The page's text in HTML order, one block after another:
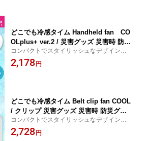
どこでも冷感タイム Handheld fan CO
OLplus+ ver.2 / 災害グッズ 災害時 防災
グッズ 防災用品 災害対策 冷却 ハンデ
ィファン 携帯扇風機 冷却プレート 冷却
コンパクトでスタイリッシュなデザインで
持ち運びに便利！ 冷却プレート付きで、今
年の夏はさらに涼しく快適に。 手持ちで
2,178 円
どこでも冷感タイム Belt clip fan COOL
/ クリップ 災害グッズ 災害時 防災グッ
ズ 防災用品 災害対策 冷却 ハンディフ
ァン 携帯扇風機 冷却ファン 熱中症対策
コンパクトでスタイリッシュなデザインで
持ち運びに便利！ 取り付けでも！首掛けで
も！卓上でも！いろいろ使える3WAY仕
2,728 円